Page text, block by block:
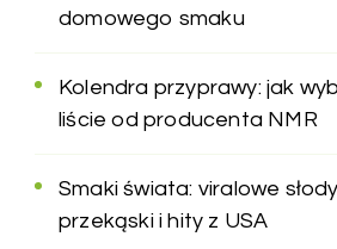
domowego smaku
Kolendra przyprawy: jak
liście od producenta NMR
Smaki świata: viralowe
przekąski i hity z USA